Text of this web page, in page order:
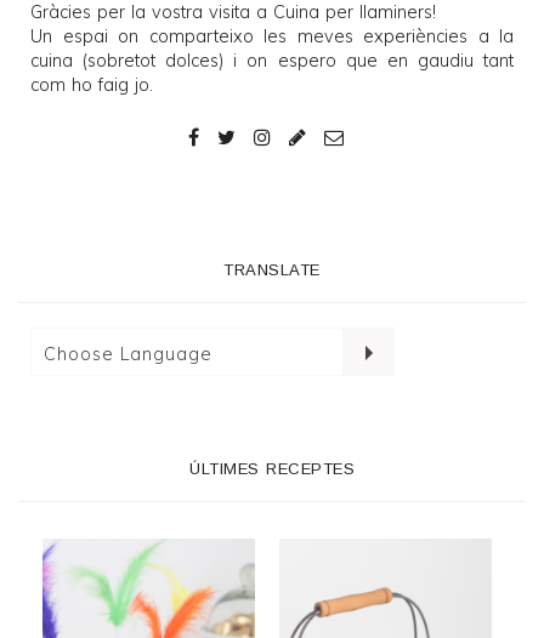
Gràcies per la vostra visita a Cuina per llaminers!
Un espai on comparteixo les meves experiències a la
cuina (sobretot dolces) i on espero que en gaudiu tant
com ho faig jo.
TRANSLATE
ÚLTIMES RECEPTES